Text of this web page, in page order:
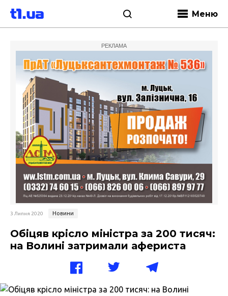
Меню
РЕКЛАМА
3 Липня 2020 Новини
Обіцяв крісло міністра за 200 тисяч:
на Волині затримали афериста